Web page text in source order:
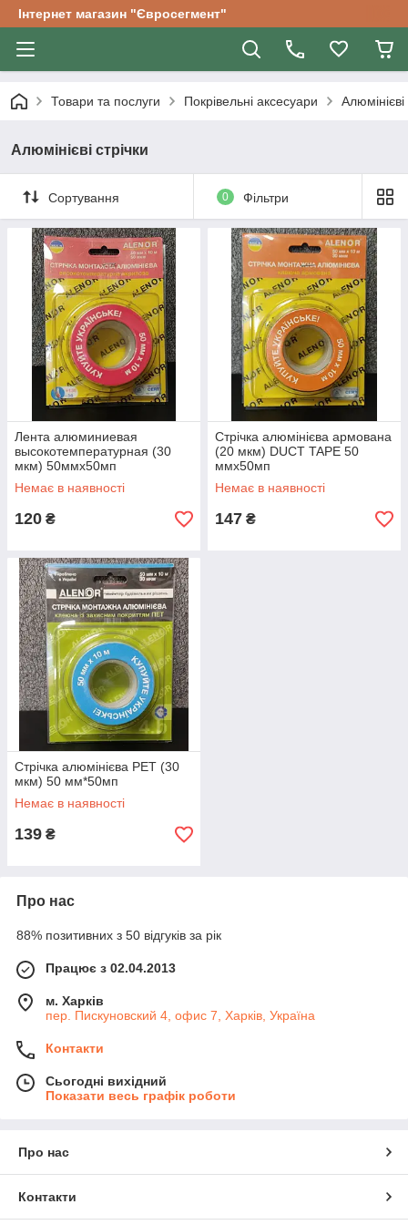
Інтернет магазин "Євросегмент"
Товари та послуги Покрівельні аксесуари Алюмінієві
Алюмінієві стрічки
Сортування 0 Фільтри
Лента алюминиевая
высокотемпературная (30
мкм) 50ммх50мп
Немає в наявності
120 ₴
Стрічка алюмінієва армована
(20 мкм) DUCT TAPE 50
ммх50мп
Немає в наявності
147 ₴
Стрічка алюмінієва PET (30
мкм) 50 мм*50мп
Немає в наявності
139 ₴
Про нас
88% позитивних з 50 відгуків за рік
Працює з 02.04.2013
м. Харків
пер. Пискуновский 4, офис 7, Харків, Україна
Контакти
Сьогодні вихідний
Показати весь графік роботи
Про нас
Контакти